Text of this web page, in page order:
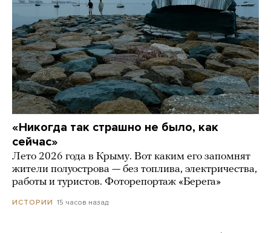
«Никогда так страшно не было, как
сейчас»
Лето 2026 года в Крыму. Вот каким его запомнят
жители полуострова — без топлива, электричества,
работы и туристов. Фоторепортаж «Берега»
ИСТОРИИ 15 часов назад